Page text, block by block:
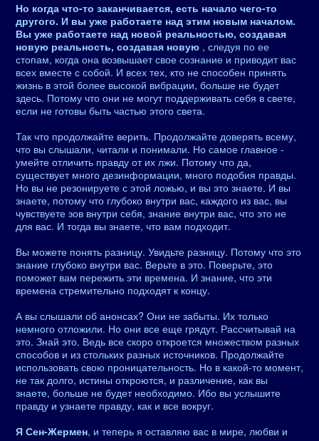
Но когда что-то заканчивается, есть начало чего-то
другого. И вы уже работаете над этим новым началом.
Вы уже работаете над новой реальностью, создавая
новую реальность, создавая новую , следуя по ее
стопам, когда она возвышает свое сознание и приводит вас
всех вместе с собой. И всех тех, кто не способен принять
жизнь в этой более высокой вибрации, больше не будет
здесь. Потому что они не могут поддерживать себя в свете,
если не готовы быть частью этого света.
Так что продолжайте верить. Продолжайте доверять всему,
что вы слышали, читали и понимали. Но самое главное -
умейте отличить правду от их лжи. Потому что да,
существует много дезинформации, много подобия правды.
Но вы не резонируете с этой ложью, и вы это знаете. И вы
знаете, потому что глубоко внутри вас, каждого из вас, вы
чувствуете зов внутри себя, знание внутри вас, что это не
для вас. И тогда вы знаете, что вам подходит.
Вы можете понять разницу. Увидьте разницу. Потому что это
знание глубоко внутри вас. Верьте в это. Поверьте, это
поможет вам пережить эти времена. И знание, что эти
времена стремительно подходят к концу.
А вы слышали об анонсах? Они не забыты. Их только
немного отложили. Но они все еще грядут. Рассчитывай на
это. Знай это. Ведь все скоро откроется множеством разных
способов и из стольких разных источников. Продолжайте
использовать свою проницательность. Но в какой-то момент,
не так долго, истины откроются, и различение, как вы
знаете, больше не будет необходимо. Ибо вы услышите
правду и узнаете правду, как и все вокруг.
Я Сен-Жермен, и теперь я оставляю вас в мире, любви и